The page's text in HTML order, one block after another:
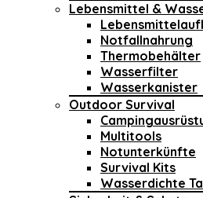
Lebensmittel &
Notfallnahrung
Thermobehälter
Wasserfilter
Wasserkanister
Outdoor Survival
Multitools
Notunterkünfte
Survival Kits
Wasserdichte